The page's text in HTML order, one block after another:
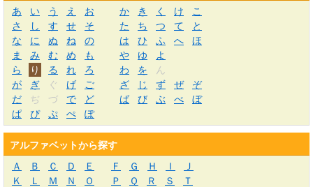
あ
い う え お か き く け
こ
さ
し す せ そ た ち つ て
と
な
に ぬ ね の は ひ ふ へ
ほ
ま
み む め も や ゆ
よ
ら
り る れ ろ わ を
ん
が
ぎ ぐ げ ご ざ じ ず ぜ
ぞ
だ
ぢ づ で ど ば び ぶ べ
ぼ
ぱ
ぴ ぷ ぺ ぽ
アルファベットから探す
Ａ
Ｂ Ｃ Ｄ Ｅ Ｆ Ｇ Ｈ Ｉ
Ｊ
Ｋ
Ｌ Ｍ Ｎ Ｏ Ｐ Ｑ Ｒ Ｓ
Ｔ